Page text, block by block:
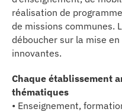
l’éditeur
réalisation de
de missions communes.
déboucher sur la mise
innovantes.
Chaque établissement
thématiques
• Enseignement,